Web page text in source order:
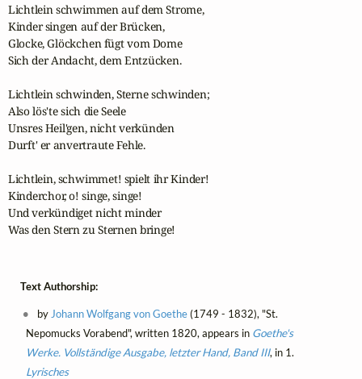
Lichtlein schwimmen auf dem Strome,
Kinder singen auf der Brücken,
Glocke, Glöckchen fügt vom Dome
Sich der Andacht, dem Entzücken.
Lichtlein schwinden, Sterne schwinden;
Also lös'te sich die Seele
Unsres Heil'gen, nicht verkünden
Durft' er anvertraute Fehle.
Lichtlein, schwimmet! spielt ihr Kinder!
Kinderchor, o! singe, singe!
Und verkündiget nicht minder
Was den Stern zu Sternen bringe!
Text Authorship:
by Johann Wolfgang von Goethe(1749 - 1832), "St.
Nepomucks Vorabend", written 1820, appears in Goethe's
Werke. Vollständige Ausgabe, letzter Hand, Band III, in 1.
Lyrisches